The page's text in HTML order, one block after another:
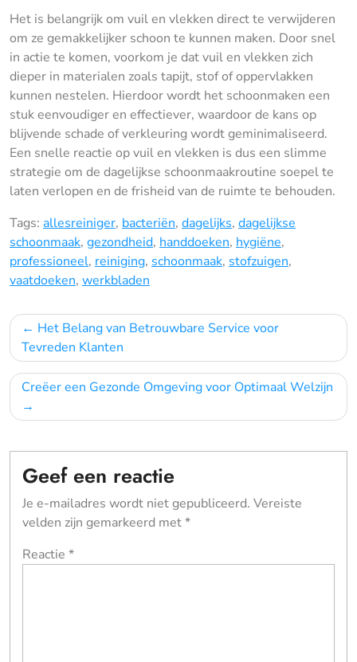
Het is belangrijk om vuil en vlekken direct te verwijderen
om ze gemakkelijker schoon te kunnen maken. Door snel
in actie te komen, voorkom je dat vuil en vlekken zich
dieper in materialen zoals tapijt, stof of oppervlakken
kunnen nestelen. Hierdoor wordt het schoonmaken een
stuk eenvoudiger en effectiever, waardoor de kans op
blijvende schade of verkleuring wordt geminimaliseerd.
Een snelle reactie op vuil en vlekken is dus een slimme
strategie om de dagelijkse schoonmaakroutine soepel te
laten verlopen en de frisheid van de ruimte te behouden.
Tags: allesreiniger, bacteriën, dagelijks, dagelijkse
schoonmaak, gezondheid, handdoeken, hygiëne,
professioneel, reiniging, schoonmaak, stofzuigen,
vaatdoeken, werkbladen
Bericht
navigatie
Het Belang van Betrouwbare Service voor
Tevreden Klanten
Creëer een Gezonde Omgeving voor Optimaal Welzijn
Geef een reactie
Je e-mailadres wordt niet gepubliceerd. Vereiste
velden zijn gemarkeerd met*
Reactie *